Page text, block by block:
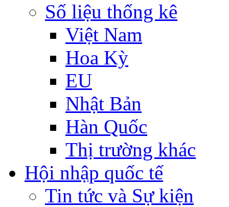
Số liệu thống kê
Việt Nam
Hoa Kỳ
EU
Nhật Bản
Hàn Quốc
Thị trường khác
Hội nhập quốc tế
Tin tức và Sự kiện